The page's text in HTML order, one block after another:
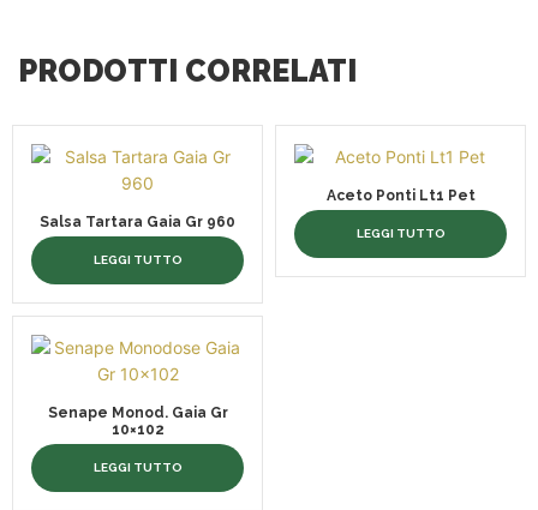
PRODOTTI CORRELATI
Salsa Tartara Gaia Gr 960
LEGGI TUTTO
Aceto Ponti Lt1 Pet
LEGGI TUTTO
Senape Monod. Gaia Gr
10×102
LEGGI TUTTO